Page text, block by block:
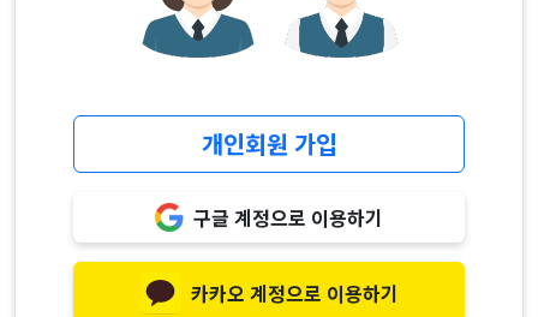
개인회원 가입
구글 계정으로 이용하기
카카오 계정으로 이용하기